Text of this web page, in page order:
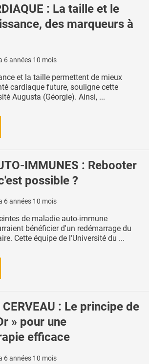
: La taille et le
des marqueurs à
6 années 10 mois
et la taille permettent de mieux
cardiaque future, souligne cette
Augusta (Géorgie). Ainsi, ...
IMMUNES : Rebooter
possible ?
6 années 10 mois
de maladie auto-immune
bénéficier d'un redémarrage du
Cette équipe de l’Université du ...
CERVEAU : Le principe de
» pour une
efficace
6 années 10 mois